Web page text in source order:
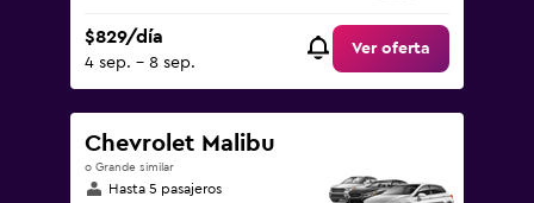
$829/día
4 sep. - 8 sep.
Ver oferta
Chevrolet Malibu
o Grande similar
Hasta 5 pasajeros